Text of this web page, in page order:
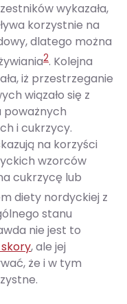
wykazała,
korzystnie na
dlatego można
2. Kolejna
iż przestrzeganie
wiązało się z
poważnych
i cukrzycy.
na korzyści
wzorców
cukrzycę lub
diety nordyckiej z
stanu
nie jest to
, ale jej
że i w tym